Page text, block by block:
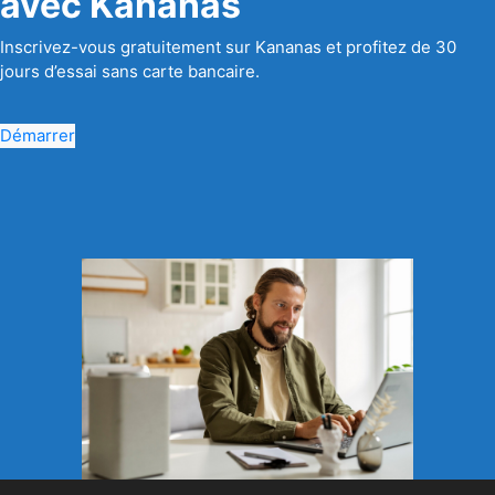
Inscrivez-vous gratuitement sur Kananas et profitez de 30
jours d’essai sans carte bancaire.
Démarrer